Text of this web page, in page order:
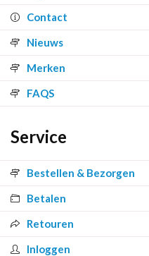
Contact
Nieuws
Merken
FAQS
Service
Bestellen & Bezorgen
Betalen
Retouren
Inloggen